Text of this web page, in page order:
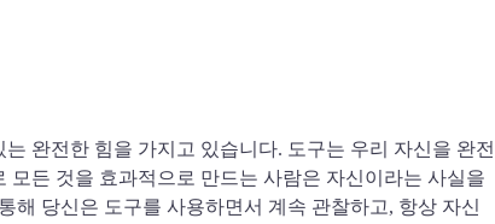
완전한 힘을 가지고 있습니다. 도구는 우리 자신을 완전
든 것을 효과적으로 만드는 사람은 자신이라는 사실을
해 당신은 도구를 사용하면서 계속 관찰하고, 항상 자신